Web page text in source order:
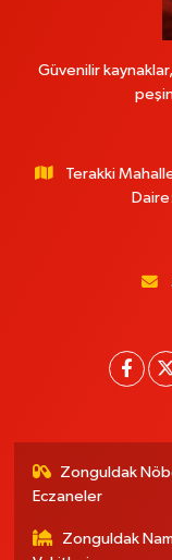
Güvenilir
Terakki
Zonguldak
Eczaneler
Zonguldak